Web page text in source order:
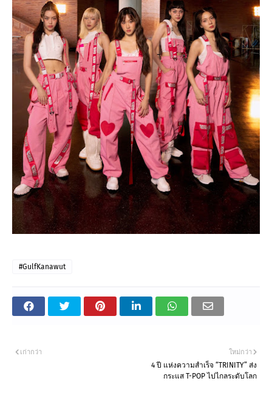
#GulfKanawut
ใหม่กว่า
4 ปี แห่งความสำเร็จ “TRINITY” ส่ง
กระแส T-POP ไปไกลระดับโลก
เก่ากว่า